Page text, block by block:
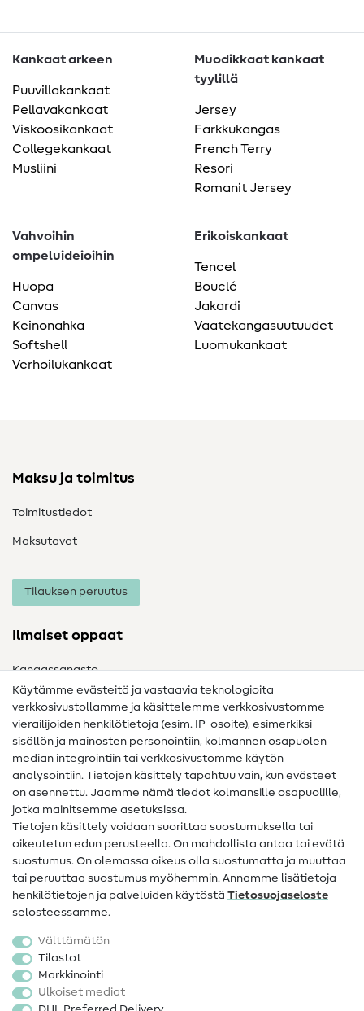
Kankaat arkeen
Puuvillakankaat
Pellavakankaat
Viskoosikankaat
Collegekankaat
Musliini
Muodikkaat kankaat
tyylillä
Jersey
Farkkukangas
French Terry
Resori
Romanit Jersey
Vahvoihin
ompeluideioihin
Huopa
Canvas
Keinonahka
Softshell
Verhoilukankaat
Erikoiskankaat
Tencel
Bouclé
Jakardi
Vaatekangasuutuudet
Luomukankaat
Maksu ja toimitus
Toimitustiedot
Maksutavat
Tilauksen peruutus
Ilmaiset oppaat
Kangassanasto
Ompelusanasto
Ompeluohjeet
Apua ja yhteystiedot
Yhteystiedot
Tietoa omistajanvaihdoksesta
Peruutusoikeus
Suosittu
Kankaat
Ompelutarvikkeet
Ale
Käytämme evästeitä ja vastaavia teknologioita
verkkosivustollamme ja käsittelemme verkkosivustomme
vierailijoiden henkilötietoja (esim. IP-osoite), esimerkiksi
sisällön ja mainosten personointiin, kolmannen osapuolen
median integrointiin tai verkkosivustomme käytön
analysointiin. Tietojen käsittely tapahtuu vain, kun evästeet
on asennettu. Jaamme nämä tiedot kolmansille osapuolille,
jotka mainitsemme asetuksissa.
Tietojen käsittely voidaan suorittaa suostumuksella tai
oikeutetun edun perusteella. On mahdollista antaa tai evätä
suostumus. On olemassa oikeus olla suostumatta ja muuttaa
tai peruuttaa suostumus myöhemmin. Annamme lisätietoja
henkilötietojen ja palveluiden käytöstä Tietosuojaseloste-
selosteessamme.
Välttämätön
Tilastot
Markkinointi
Ulkoiset mediat